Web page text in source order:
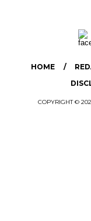
HOME
COPYRIGHT ©